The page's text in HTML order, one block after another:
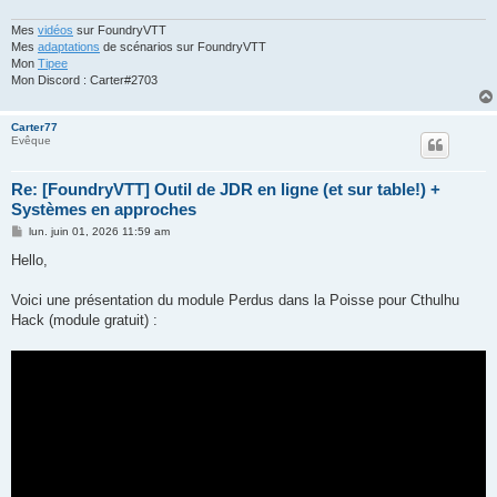
Mes vidéos sur FoundryVTT
Mes adaptations de scénarios sur FoundryVTT
Mon Tipee
Mon Discord : Carter#2703
Carter77
Evêque
Re: [FoundryVTT] Outil de JDR en ligne (et sur table!) +
Systèmes en approches
M
s
g
lun. juin 01, 2026 11:59 am
Hello,
Voici une présentation du module Perdus dans la Poisse pour Cthulhu
Hack (module gratuit) :